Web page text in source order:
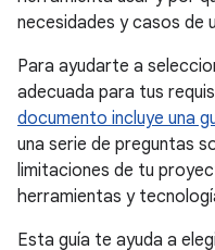
necesidades y casos de
Para ayudarte a
adecuada para tus
documento incluye una
una serie de preguntas
limitaciones de tu
herramientas y
Esta guía te ayuda a